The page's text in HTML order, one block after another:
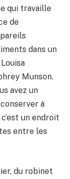
qui travaille
de
dans un
Munson.
avez un
à
un endroit
entre les
du robinet